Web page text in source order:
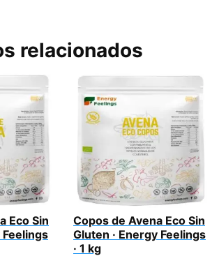
relacionados
Eco Sin
Feelings
Copos de Avena Eco Sin
Gluten · Energy Feelings
· 1 kg